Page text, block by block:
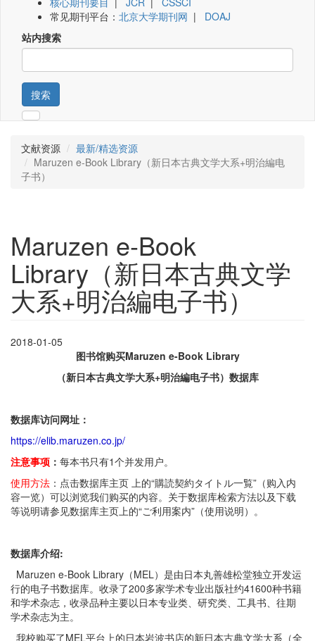
常见期刊平台： 北京大学期刊网 | DOAJ
站内搜索
搜索
文献资源
最新/精选资源
Maruzen e-Book Library（新日本古典文学大系+明治編电
子书）
Maruzen e-Book
Library（新日本古典文学
大系+明治編电子书）
2018-01-05
图书馆购买Maruzen e-Book Library
（新日本古典文学大系+明治編电子书）数据库
数据库访问网址：
https://elib.maruzen.co.jp/
注意事项 ： 每本书只有1个并发用户。
使用方法 ：点击数据库主页 上的“購読契約タイトル一覧”（购入内
容一览）可以浏览我们购买的内容。关于数据库检索方法以及下载
等说明请参见数据库主页上的“ご利用案内”（使用说明）。
数据库介绍:
Maruzen e-Book Library（MEL）是由日本丸善雄松堂独立开发运
行的电子书数据库。收录了200多家学术专业出版社约41600种书籍
和学术杂志，收录品种主要以日本专业类、研究类、工具书、往期
学术杂志为主。
我校购买了MEL平台上的日本岩波书店的新日本古典文学大系（全